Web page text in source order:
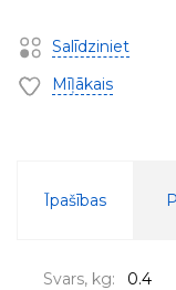
Salīdziniet
Mīļākais
Īpašības
Svars, kg:
0.4